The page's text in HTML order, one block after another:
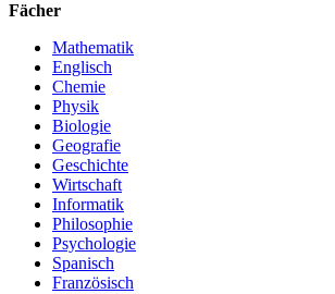
Fächer
Mathematik
Englisch
Chemie
Physik
Biologie
Geografie
Geschichte
Wirtschaft
Informatik
Philosophie
Psychologie
Spanisch
Französisch